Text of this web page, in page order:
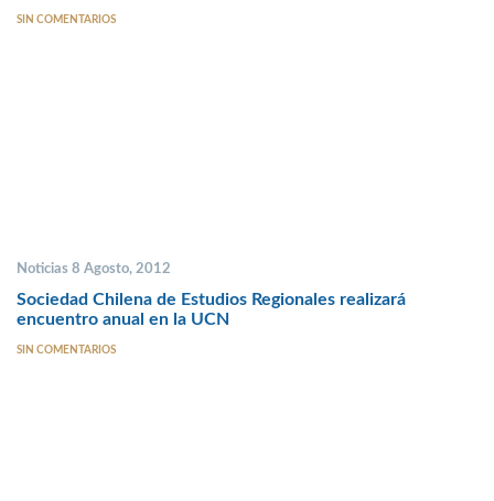
SIN COMENTARIOS
Noticias 8 Agosto, 2012
Sociedad Chilena de Estudios Regionales realizará
encuentro anual en la UCN
SIN COMENTARIOS